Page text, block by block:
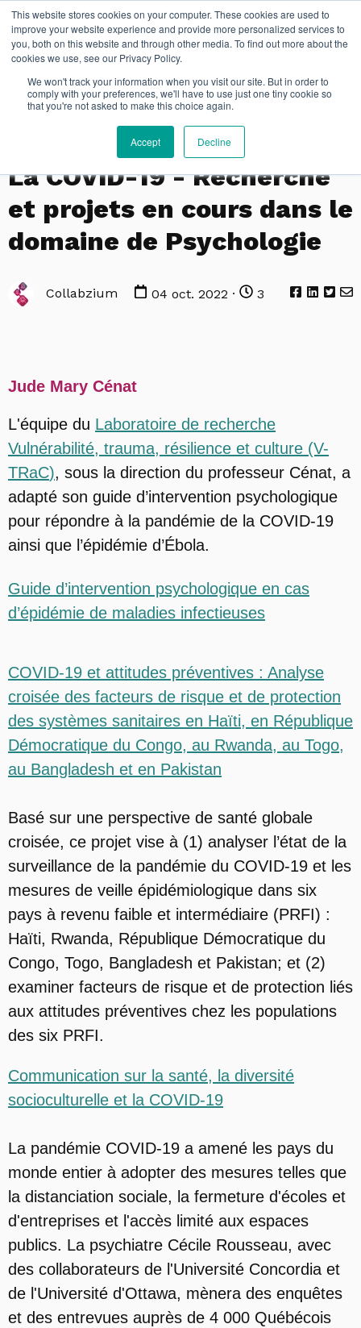
This website stores cookies on your computer. These cookies are used to
improve your website experience and provide more personalized services to
you, both on this website and through other media. To find out more about the
cookies we use, see our Privacy Policy.
We won't track your information when you visit our site. But in order to
comply with your preferences, we'll have to use just one tiny cookie so
that you're not asked to make this choice again.
Accept Decline
EN
La COVID-19 - Recherche
et projets en cours dans le
domaine de Psychologie
Collabzium 04 oct. 2022 · 3
Jude Mary Cénat
L'équipe du Laboratoire de recherche
Vulnérabilité, trauma, résilience et culture (V-
TRaC), sous la direction du professeur Cénat, a
adapté son guide d’intervention psychologique
pour répondre à la pandémie de la COVID-19
ainsi que l’épidémie d’Ébola.
Guide d’intervention psychologique en cas
d’épidémie de maladies infectieuses
COVID-19 et attitudes préventives : Analyse
croisée des facteurs de risque et de protection
des systèmes sanitaires en Haïti, en République
Démocratique du Congo, au Rwanda, au Togo,
au Bangladesh et en Pakistan
Basé sur une perspective de santé globale
croisée, ce projet vise à (1) analyser l’état de la
surveillance de la pandémie du COVID-19 et les
mesures de veille épidémiologique dans six
pays à revenu faible et intermédiaire (PRFI) :
Haïti, Rwanda, République Démocratique du
Congo, Togo, Bangladesh et Pakistan; et (2)
examiner facteurs de risque et de protection liés
aux attitudes préventives chez les populations
des six PRFI.
Communication sur la santé, la diversité
socioculturelle et la COVID-19
La pandémie COVID-19 a amené les pays du
monde entier à adopter des mesures telles que
la distanciation sociale, la fermeture d'écoles et
d'entreprises et l'accès limité aux espaces
publics. La psychiatre Cécile Rousseau, avec
des collaborateurs de l'Université Concordia et
de l'Université d'Ottawa, mènera des enquêtes
et des entrevues auprès de 4 000 Québécois